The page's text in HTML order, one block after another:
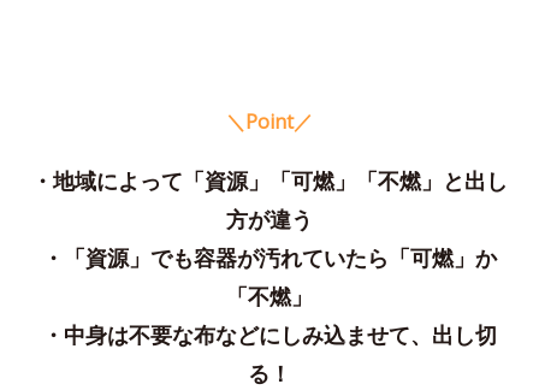
＼Point／
・地域によって「資源」「可燃」「不燃」と出し
方が違う
・「資源」でも容器が汚れていたら「可燃」か
「不燃」
・中身は不要な布などにしみ込ませて、出し切
る！